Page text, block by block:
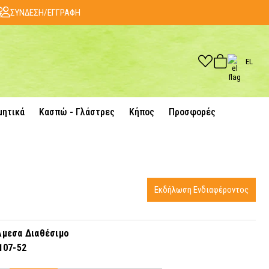
ΣΥΝΔΕΣΗ/ΕΓΓΡΑΦΗ
EL
Κασπώ - Γλάστρες Κήπος Προσφορές
Διαθέσιμο
52
Εκδήλωση Ενδιαφέροντος